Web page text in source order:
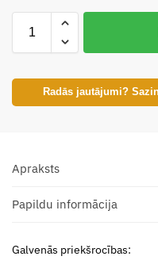
Radās jautājumi?
Apraksts
Papildu informācija
Galvenās priekšrocības: